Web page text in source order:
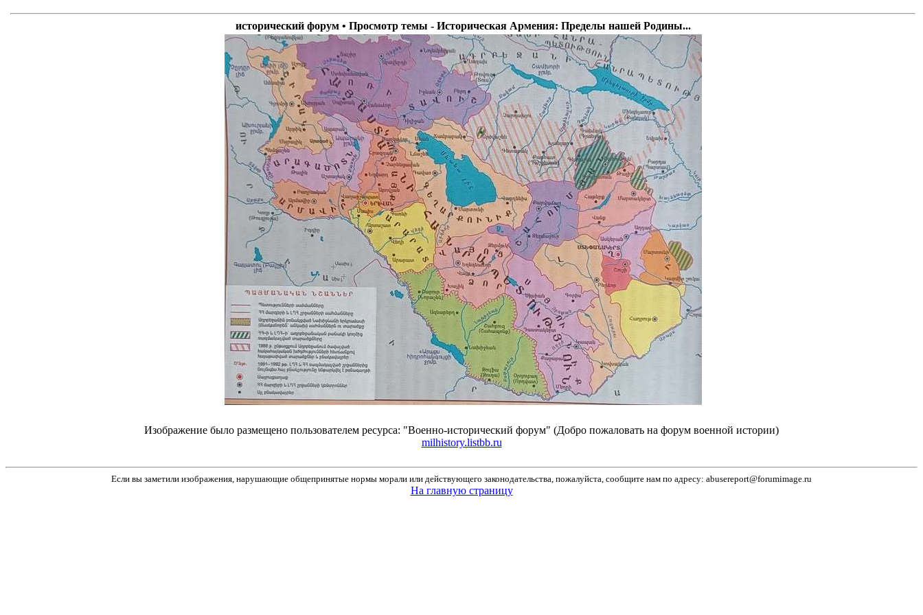
исторический форум • Просмотр темы - Историческая Армения: Пределы нашей Родины...
Изображение было размещено пользователем ресурса: "Военно-исторический форум" (Добро пожаловать на форум военной истории)
milhistory.listbb.ru
Если вы заметили изображения, нарушающие общепринятые нормы морали или действующего законодательства, пожалуйста, сообщите нам по адресу: abusereport@forumimage.ru
На главную страницу